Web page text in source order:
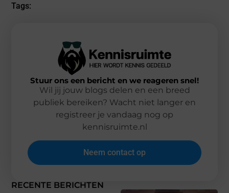
Tags:
RECENTE BERICHTEN
Stuur ons een bericht en we reageren snel!
Wil jij jouw blogs delen en een breed
publiek bereiken? Wacht niet langer en
registreer je vandaag nog op
kennisruimte.nl
Neem contact op